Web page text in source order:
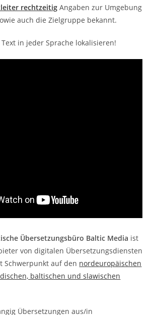
rechtzeitig Angaben zur Umgebung
auch die Zielgruppe bekannt.
in jeder Sprache lokalisieren!
Übersetzungsbüro Baltic Media ist
von digitalen Übersetzungsdiensten
Schwerpunkt auf den nordeuropäischen
baltischen und slawischen
Übersetzungen aus/in